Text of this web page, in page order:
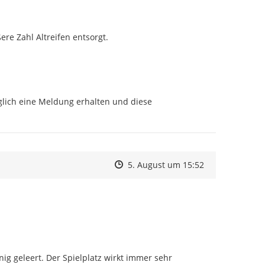
Zahl Altreifen entsorgt.
eine Meldung erhalten und diese
Zeitpunkt des Erstellens
Zeitpunkt des Erstellens
5. August um 15:52Zur Äußerung
geleert. Der Spielplatz wirkt immer sehr